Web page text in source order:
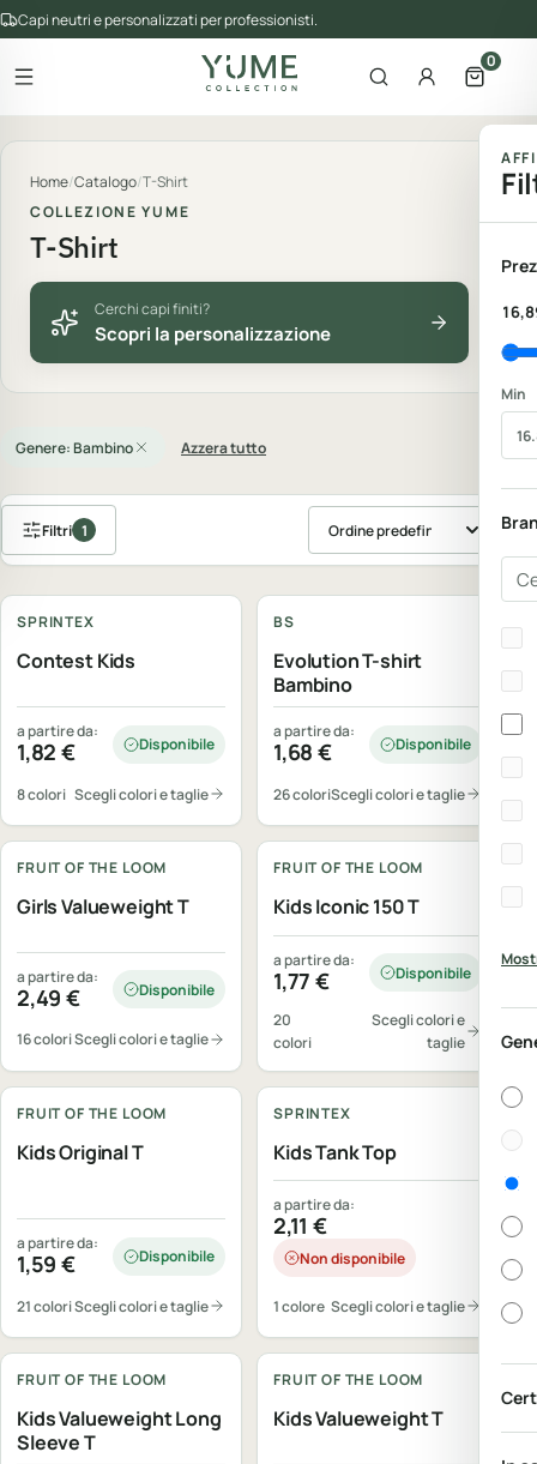
Capi neutri e personalizzati per professionisti.
Apri il menu
del catalogo
Apri la ricerca
AccountApri il
0
Home/Catalogo/T-Shirt
COLLEZIONE YUME
T-Shirt
Cerchi capi finiti?
Scopri la personalizzazione
Min
Genere: Bambino Azzera tutto
Filtri 1 Ordina prodotti
Personalizzabile
SPRINTEX
Contest Kids
a partire da:
1,82€ Disponibile
8 colori Scegli colori e taglie
Personalizzabile
BS
Evolution T-shirt
Bambino
a partire da:
1,68€ Disponibile
26 coloriScegli colori e taglie
FRUIT OF THE LOOM
Girls Valueweight T
a partire da:
2,49€ Disponibile
16 coloriScegli colori e taglie
FRUIT OF THE LOOM
Kids Iconic 150 T
a partire da:
1,77€ Disponibile
20
colori
Scegli colori e
taglie
FRUIT OF THE LOOM
Kids Original T
a partire da:
1,59€ Disponibile
21 coloriScegli colori e taglie
SPRINTEX
Kids Tank Top
a partire da:
2,11€
Non disponibile
1 colore Scegli colori e taglie
FRUIT OF THE LOOM
Kids Valueweight Long
Sleeve T
FRUIT OF THE LOOM
Kids Valueweight T